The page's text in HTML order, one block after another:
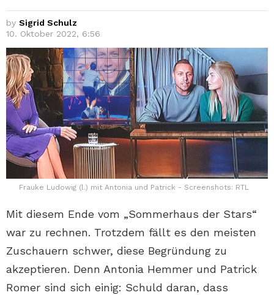
by Sigrid Schulz
10. Oktober 2022, 6:56
Frauke Ludowig (l.) mit Antonia und Patrick - Screenshots: RTL
Mit diesem Ende vom „Sommerhaus der Stars“
war zu rechnen. Trotzdem fällt es den meisten
Zuschauern schwer, diese Begründung zu
akzeptieren. Denn Antonia Hemmer und Patrick
Romer sind sich einig: Schuld daran, dass